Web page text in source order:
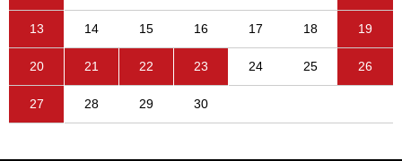
13 14 15 16 17 18 19
20 21 22 23 24 25 26
27 28 29 30